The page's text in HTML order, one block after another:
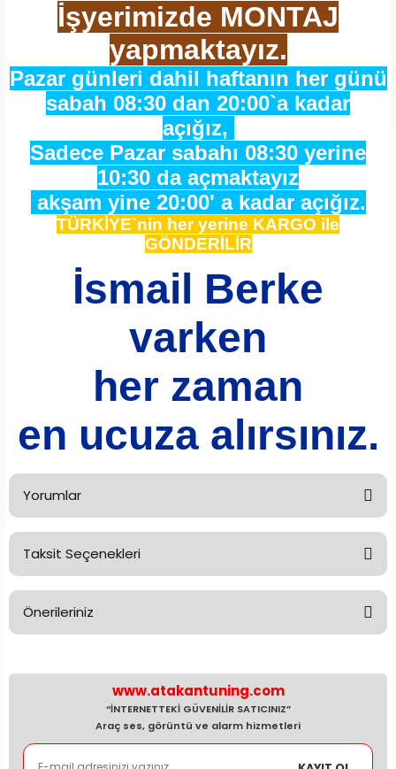
İşyerimizde MONTAJ
yapmaktayız.
Pazar günleri dahil haftanın her günü
sabah 08:30 dan 20:00`a kadar
açığız,
Sadece Pazar sabahı 08:30 yerine
10:30 da açmaktayız
akşam yine 20:00' a kadar açığız.
TÜRKİYE`nin her yerine KARGO ile
GÖNDERİLİR
İsmail Berke
varken
her zaman
en ucuza alırsınız.
Yorumlar
Bu ürüne ilk yorumu siz yapın!
Taksit Seçenekleri
Önerileriniz
kullanarak tarafımıza iletebilirsiniz.
Görüş ve önerileriniz için teşekkür ederiz.
Ürün resmi kalitesiz, bozuk veya görüntülenemiyor.
www.atakantuning.com
“İNTERNETTEKİ GÜVENİLİR SATICINIZ”
Araç ses, görüntü ve alarm hizmetleri